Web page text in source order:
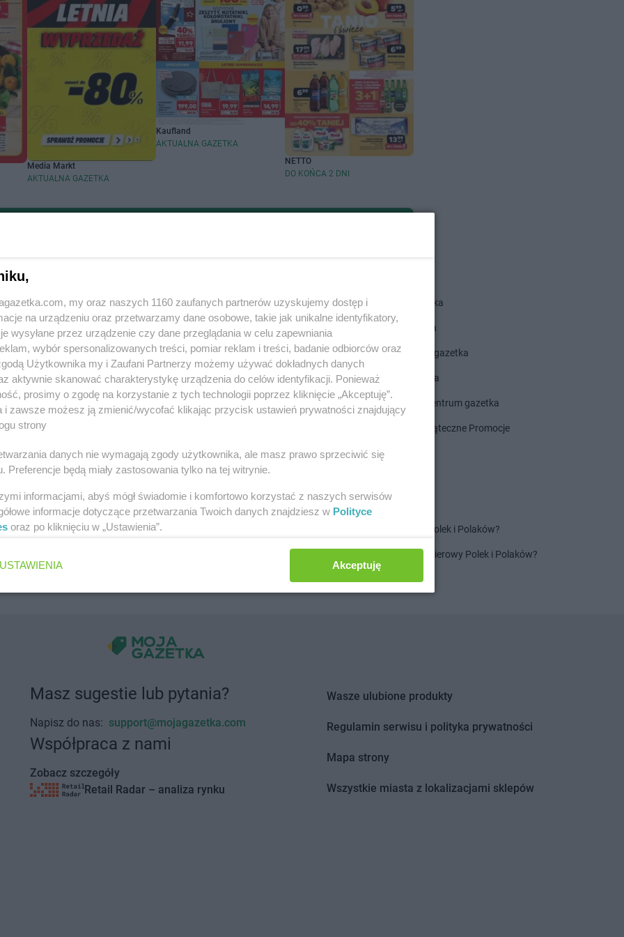
Media Markt
AKTUALNA GAZETKA
Kaufland
AKTUALNA GAZETKA
NETTO
DO KOŃCA 2 DNI
Biedronka gazetka
Lidl gazetka
Kaufland gazetka
PEPCO gazetka
Netto gazetka
Action gazetka
ALDI gazetka
ROSSMANN gazetka
Dealz gazetka
Delikatesy Centrum gazetka
Gazetka Świąteczne Promocje
Jakie są ulubione płatki owsiane Polek i Polaków? Jaki jest ulubiony szampon Polek i Polaków?
Jaki jest ulubiony ręcznik papierowy Polek i Polaków?
Masz sugestie lub pytania?
Napisz do nas: support@mojagazetka.com
Współpraca z nami
Zobacz szczegóły
Retail Radar – analiza rynku
Wasze ulubione produkty
Regulamin serwisu i polityka prywatności
Mapa strony
Wszystkie miasta z lokalizacjami sklepów
my oraz naszych 1160 zaufanych partnerów uzyskujemy dostęp i
na urządzeniu oraz przetwarzamy dane osobowe, takie jak unikalne identyfikatory,
wysyłane przez urządzenie czy dane przeglądania w celu zapewniania
wybór spersonalizowanych treści, pomiar reklam i treści, badanie odbiorców oraz
Użytkownika my i Zaufani Partnerzy możemy używać dokładnych danych
aktywnie skanować charakterystykę urządzenia do celów identyfikacji. Ponieważ
prosimy o zgodę na korzystanie z tych technologii poprzez kliknięcie „Akceptuję”.
i zawsze możesz ją zmienić/wycofać klikając przycisk ustawień prywatności znajdujący
strony
danych nie wymagają zgody użytkownika, ale masz prawo sprzeciwić się
Preferencje będą miały zastosowania tylko na tej witrynie.
informacjami, abyś mógł świadomie i komfortowo korzystać z naszych serwisów
informacje dotyczące przetwarzania Twoich danych znajdziesz w Polityce
oraz po kliknięciu w „Ustawienia”.
USTAWIENIA Akceptuję